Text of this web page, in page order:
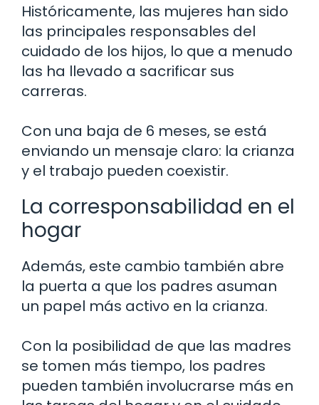
Históricamente, las mujeres han sido
las principales responsables del
cuidado de los hijos, lo que a menudo
las ha llevado a sacrificar sus
carreras.
Con una baja de 6 meses, se está
enviando un mensaje claro: la crianza
y el trabajo pueden coexistir.
La corresponsabilidad en el
hogar
Además, este cambio también abre
la puerta a que los padres asuman
un papel más activo en la crianza.
Con la posibilidad de que las madres
se tomen más tiempo, los padres
pueden también involucrarse más en